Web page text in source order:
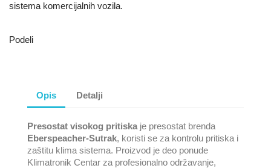
sistema komercijalnih vozila.
Podeli
Opis Detalji
Presostat visokog pritiska je presostat brenda
Eberspeacher-Sutrak, koristi se za kontrolu pritiska i
zaštitu klima sistema. Proizvod je deo ponude
Klimatronik Centar za profesionalno održavanje,